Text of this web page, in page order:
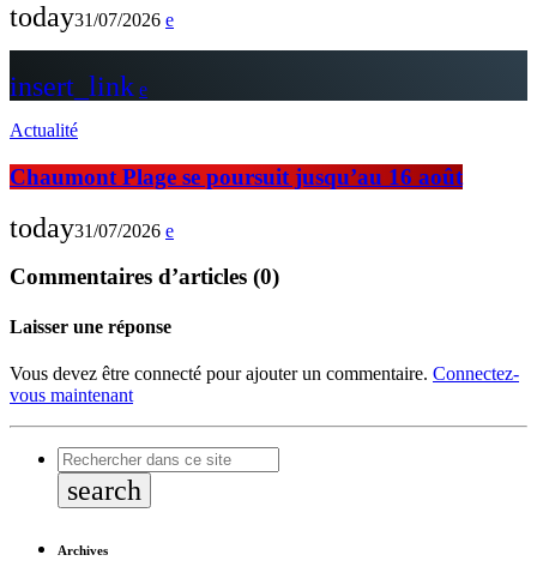
today31/07/2026
insert_link
Actualité
Chaumont Plage se poursuit jusqu’au 16 août
today31/07/2026
Commentaires d’articles (0)
Laisser une réponse
Vous devez être connecté pour ajouter un commentaire. Connectez-
vous maintenant
search
Archives